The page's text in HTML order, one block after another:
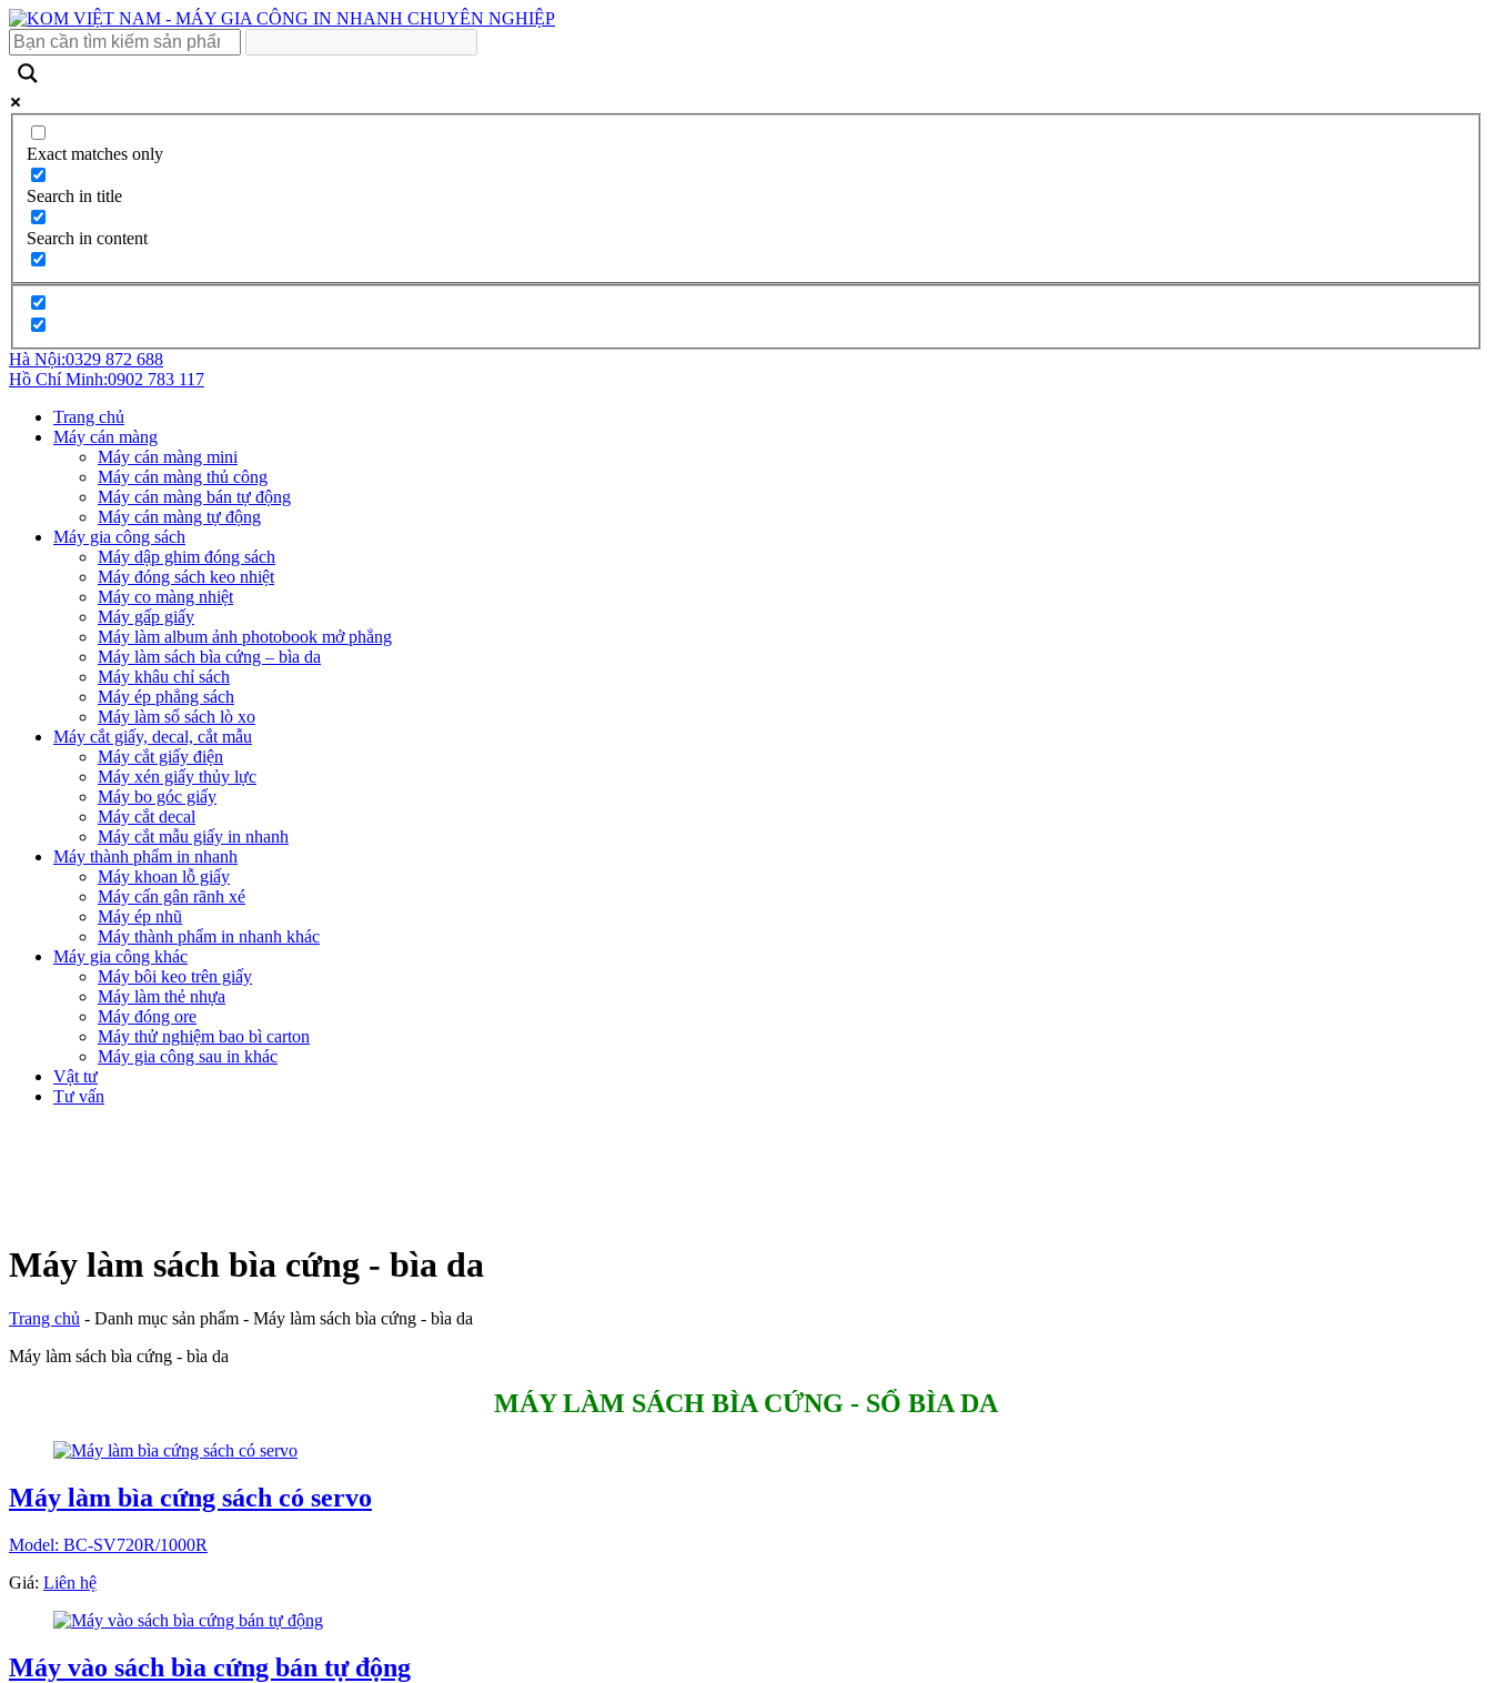
Exact matches only
Search in title
Search in content
Hà Nội:0329 872 688
Hồ Chí Minh:0902 783 117
Trang chủ
Máy cán màng
Máy cán màng mini
Máy cán màng thủ công
Máy cán màng bán tự động
Máy cán màng tự động
Máy gia công sách
Máy dập ghim đóng sách
Máy đóng sách keo nhiệt
Máy co màng nhiệt
Máy gấp giấy
Máy làm album ảnh photobook mở phẳng
Máy làm sách bìa cứng – bìa da
Máy khâu chỉ sách
Máy ép phẳng sách
Máy làm sổ sách lò xo
Máy cắt giấy, decal, cắt mẫu
Máy cắt giấy điện
Máy xén giấy thủy lực
Máy bo góc giấy
Máy cắt decal
Máy cắt mẫu giấy in nhanh
Máy thành phẩm in nhanh
Máy khoan lỗ giấy
Máy cấn gân rãnh xé
Máy ép nhũ
Máy thành phẩm in nhanh khác
Máy gia công khác
Máy bôi keo trên giấy
Máy làm thẻ nhựa
Máy đóng ore
Máy thử nghiệm bao bì carton
Máy gia công sau in khác
Vật tư
Tư vấn
Máy làm sách bìa cứng - bìa da
Trang chủ - Danh mục sản phẩm - Máy làm sách bìa cứng - bìa da
Máy làm sách bìa cứng - bìa da
MÁY LÀM SÁCH BÌA CỨNG - SỔ BÌA DA
Máy làm bìa cứng sách có servo
Model: BC-SV720R/1000R
Giá: Liên hệ
Máy vào sách bìa cứng bán tự động